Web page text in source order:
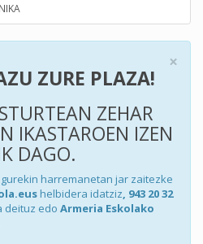
×
ZURE PLAZA!
ZEHAR
IKASTAROEN IZEN
DAGO.
harremanetan jar zaitezke
helbidera idatziz , 943 20 32
edo Armeria Eskolako